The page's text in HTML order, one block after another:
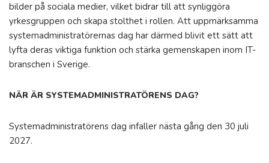
bilder på sociala medier, vilket bidrar till att synliggöra
yrkesgruppen och skapa stolthet i rollen. Att uppmärksamma
systemadministratörernas dag har därmed blivit ett sätt att
lyfta deras viktiga funktion och stärka gemenskapen inom IT-
branschen i Sverige.
NÄR ÄR SYSTEMADMINISTRATÖRENS DAG?
Systemadministratörens dag infaller nästa gång den 30 juli
2027.